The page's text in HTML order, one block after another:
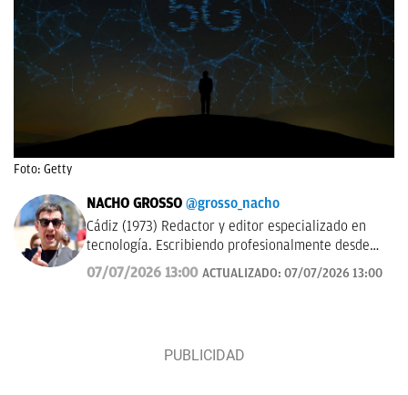
Foto: Getty
NACHO GROSSO @grosso_nacho
Cádiz (1973) Redactor y editor especializado en
tecnología. Escribiendo profesionalmente desde
2017 para medios de difusión y blogs en español.
07/07/2026 13:00 ACTUALIZADO: 07/07/2026 13:00